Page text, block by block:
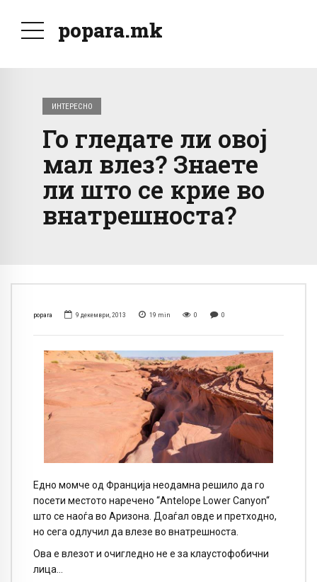
popara.mk
ИНТЕРЕСНО
Го гледате ли овој
мал влез? Знаете
ли што се крие во
внатрешноста?
popara 9 декември, 2013 19 min 0 0
Едно момче од Франција неодамна решило да го
посети местото наречено “Antelope Lower Canyon“
што се наоѓа во Аризона. Доаѓал овде и претходно,
но сега одлучил да влезе во внатрешноста.
Ова е влезот и очигледно не е за клаустофобични
лица…